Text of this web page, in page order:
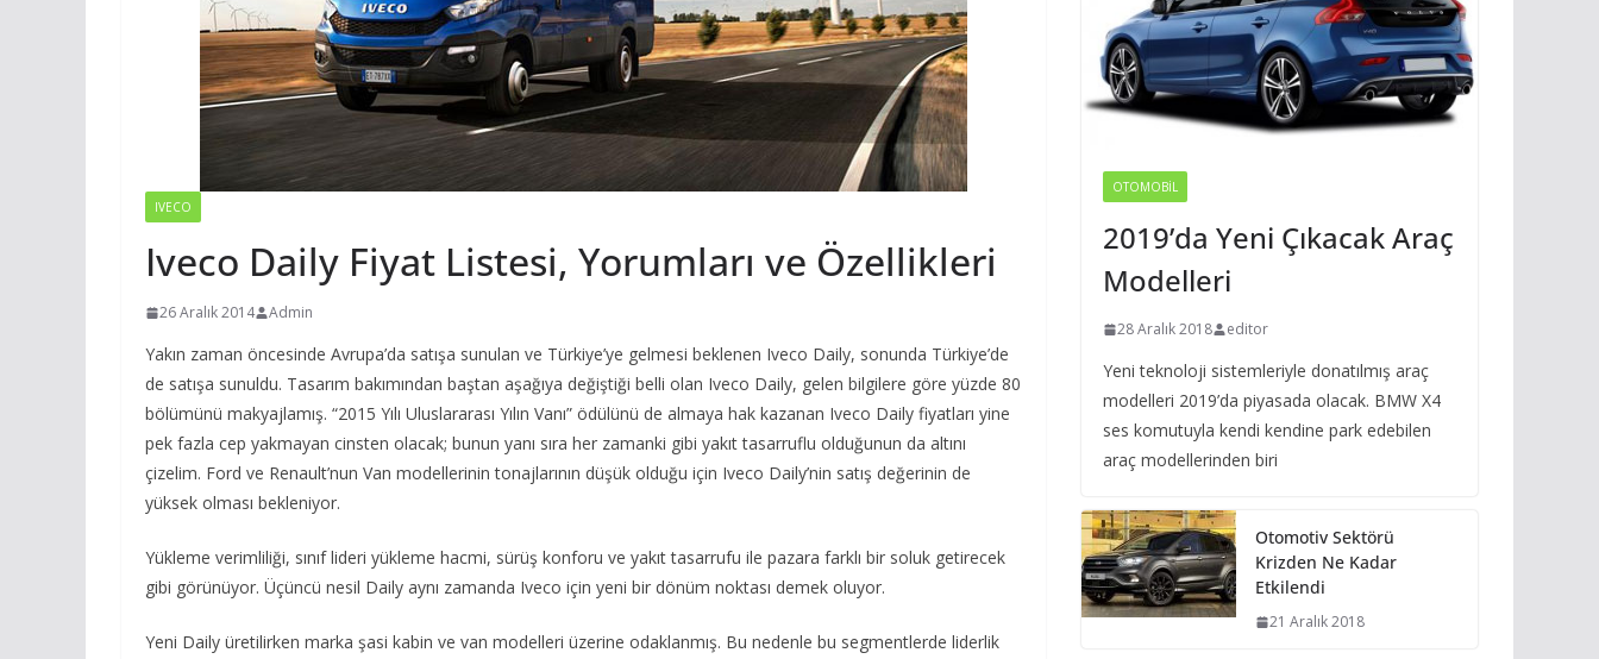
IVECO
Iveco Daily Fiyat Listesi, Yorumları ve Özellikleri
26 Aralık 2014 Admin
Yakın zaman öncesinde Avrupa’da satışa sunulan ve Türkiye’ye gelmesi beklenen Iveco Daily, sonunda Türkiye’de
de satışa sunuldu. Tasarım bakımından baştan aşağıya değiştiği belli olan Iveco Daily, gelen bilgilere göre yüzde 80
bölümünü makyajlamış. “2015 Yılı Uluslararası Yılın Vanı” ödülünü de almaya hak kazanan Iveco Daily fiyatları yine
pek fazla cep yakmayan cinsten olacak; bunun yanı sıra her zamanki gibi yakıt tasarruflu olduğunun da altını
çizelim. Ford ve Renault’nun Van modellerinin tonajlarının düşük olduğu için Iveco Daily’nin satış değerinin de
yüksek olması bekleniyor.
Yükleme verimliliği, sınıf lideri yükleme hacmi, sürüş konforu ve yakıt tasarrufu ile pazara farklı bir soluk getirecek
gibi görünüyor. Üçüncü nesil Daily aynı zamanda Iveco için yeni bir dönüm noktası demek oluyor.
Yeni Daily üretilirken marka şasi kabin ve van modelleri üzerine odaklanmış. Bu nedenle bu segmentlerde liderlik
OTOMOBIL
2019’da Yeni Çıkacak Araç
Modelleri
28 Aralık 2018 editor
Yeni teknoloji sistemleriyle donatılmış araç
modelleri 2019’da piyasada olacak. BMW X4
ses komutuyla kendi kendine park edebilen
araç modellerinden biri
Otomotiv Sektörü
Krizden Ne Kadar
Etkilendi
21 Aralık 2018